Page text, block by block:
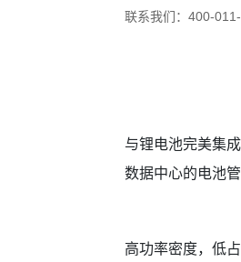
联系我们：400-
与锂电池完美集
数据中心的电池
高功率密度，低